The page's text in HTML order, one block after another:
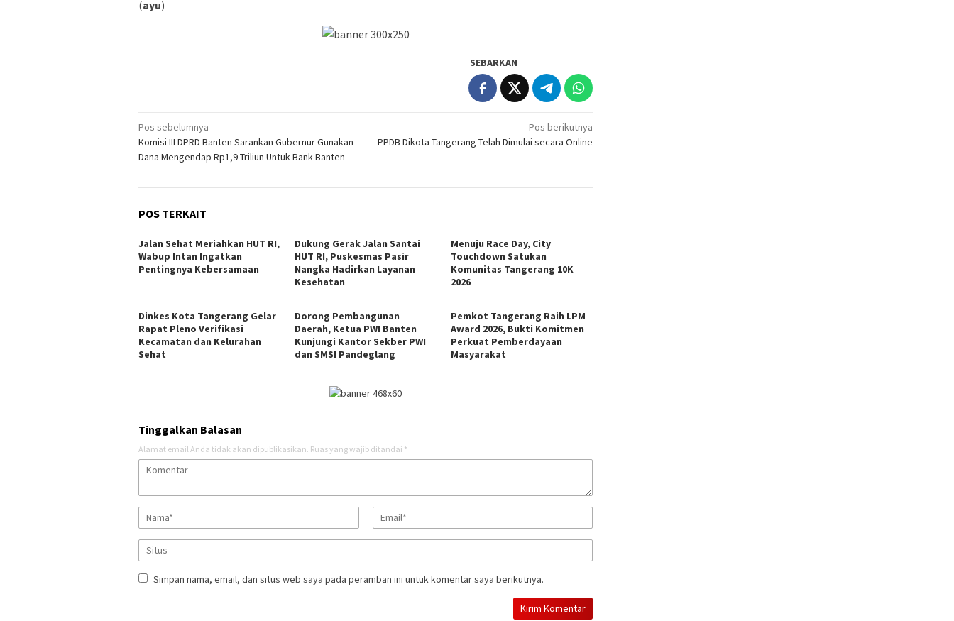
(ayu)
SEBARKAN
Navigasi
pos
Pos sebelumnya
Komisi III DPRD Banten Sarankan Gubernur Gunakan
Dana Mengendap Rp1,9 Triliun Untuk Bank Banten
Pos berikutnya
PPDB Dikota Tangerang Telah Dimulai secara Online
POS TERKAIT
Jalan Sehat Meriahkan HUT RI,
Wabup Intan Ingatkan
Pentingnya Kebersamaan
Dukung Gerak Jalan Santai
HUT RI, Puskesmas Pasir
Nangka Hadirkan Layanan
Kesehatan
Menuju Race Day, City
Touchdown Satukan
Komunitas Tangerang 10K
2026
Dinkes Kota Tangerang Gelar
Rapat Pleno Verifikasi
Kecamatan dan Kelurahan
Sehat
Dorong Pembangunan
Daerah, Ketua PWI Banten
Kunjungi Kantor Sekber PWI
dan SMSI Pandeglang
Pemkot Tangerang Raih LPM
Award 2026, Bukti Komitmen
Perkuat Pemberdayaan
Masyarakat
Tinggalkan Balasan
Alamat email Anda tidak akan dipublikasikan. Ruas yang wajib ditandai *
Simpan nama, email, dan situs web saya pada peramban ini untuk komentar saya berikutnya.